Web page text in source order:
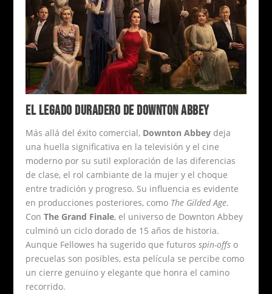
EL LEGADO DURADERO DE DOWNTON ABBEY
Más allá del éxito comercial, Downton Abbey deja
una huella significativa en la televisión y el cine
moderno por su sutil exploración de las diferencias
de clase, el rol cambiante de la mujer y el choque
entre tradición y progreso. Su influencia es evidente
en producciones posteriores, como The Gilded Age.
ConThe Grand Finale, el universo de Downton Abbey
culminó un ciclo dorado de 15 años de historia.
Aunque Fellowes ha sugerido que futurosspin-offs o
precuelas son posibles, esta película se percibe como
un cierre genuino y elegante que honra el camino
recorrido.